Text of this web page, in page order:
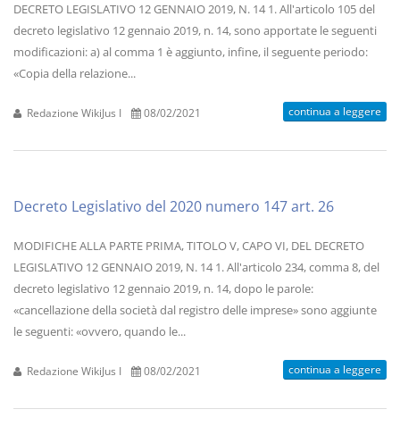
DECRETO LEGISLATIVO 12 GENNAIO 2019, N. 14 1. All'articolo 105 del
decreto legislativo 12 gennaio 2019, n. 14, sono apportate le seguenti
modificazioni: a) al comma 1 è aggiunto, infine, il seguente periodo:
«Copia della relazione...
Redazione WikiJus I 08/02/2021 continua a leggere
Decreto Legislativo del 2020 numero 147 art. 26
MODIFICHE ALLA PARTE PRIMA, TITOLO V, CAPO VI, DEL DECRETO
LEGISLATIVO 12 GENNAIO 2019, N. 14 1. All'articolo 234, comma 8, del
decreto legislativo 12 gennaio 2019, n. 14, dopo le parole:
«cancellazione della società dal registro delle imprese» sono aggiunte
le seguenti: «ovvero, quando le...
Redazione WikiJus I 08/02/2021 continua a leggere